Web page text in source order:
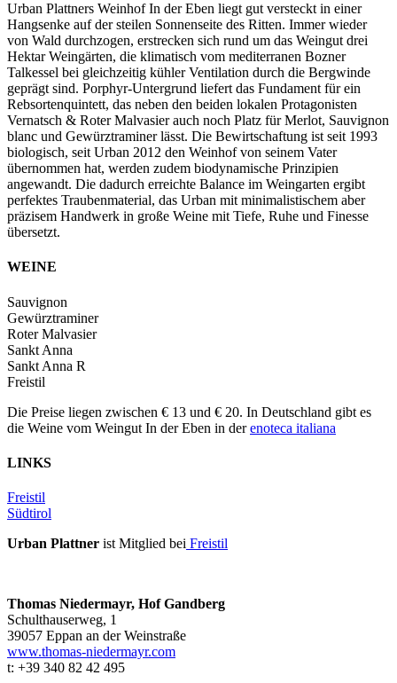
Urban Plattners Weinhof In der Eben liegt gut versteckt in einer
Hangsenke auf der steilen Sonnenseite des Ritten. Immer wieder
von Wald durchzogen, erstrecken sich rund um das Weingut drei
Hektar Weingärten, die klimatisch vom mediterranen Bozner
Talkessel bei gleichzeitig kühler Ventilation durch die Bergwinde
geprägt sind. Porphyr-Untergrund liefert das Fundament für ein
Rebsortenquintett, das neben den beiden lokalen Protagonisten
Vernatsch & Roter Malvasier auch noch Platz für Merlot, Sauvignon
blanc und Gewürztraminer lässt. Die Bewirtschaftung ist seit 1993
biologisch, seit Urban 2012 den Weinhof von seinem Vater
übernommen hat, werden zudem biodynamische Prinzipien
angewandt. Die dadurch erreichte Balance im Weingarten ergibt
perfektes Traubenmaterial, das Urban mit minimalistischem aber
präzisem Handwerk in große Weine mit Tiefe, Ruhe und Finesse
übersetzt.
WEINE
Sauvignon
Gewürztraminer
Roter Malvasier
Sankt Anna
Sankt Anna R
Freistil
Die Preise liegen zwischen € 13 und € 20. In Deutschland gibt es
die Weine vom Weingut In der Eben in derenoteca italiana
LINKS
Freistil
Südtirol
Urban Plattner ist Mitglied bei Freistil
Thomas Niedermayr, Hof Gandberg
Schulthauserweg, 1
39057 Eppan an der Weinstraße
www.thomas-niedermayr.com
t: +39 340 82 42 495